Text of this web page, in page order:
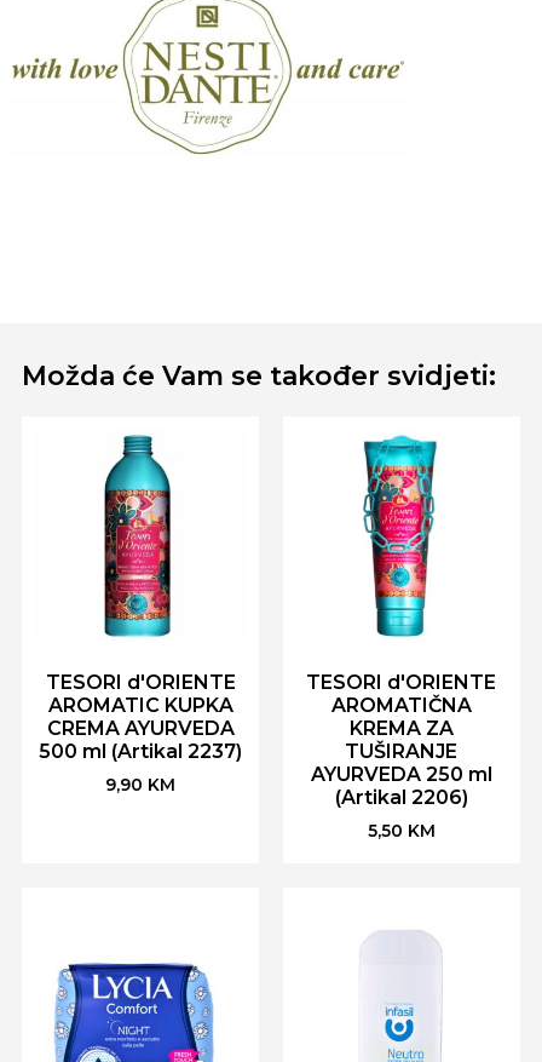
Možda će Vam se također svidjeti:
TESORI d'ORIENTE
AROMATIC KUPKA
CREMA AYURVEDA
500 ml (Artikal 2237)
9,90 KM
TESORI d'ORIENTE
AROMATIČNA
KREMA ZA
TUŠIRANJE
AYURVEDA 250 ml
(Artikal 2206)
5,50 KM